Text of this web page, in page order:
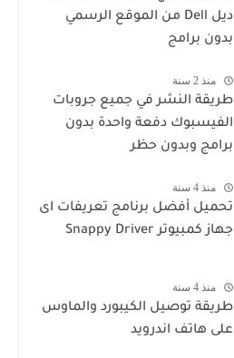
ديل Dell من الموقع الرسمي
بدون برامج
منذ 2 سنة
طريقة النشر في جميع جروبات
الفيسبوك دفعة واحدة بدون
برامج وبدون حظر
منذ 4 سنة
تحميل أفضل برنامج تعريفات اى
جهاز كمبيوتر Snappy Driver
منذ 4 سنة
طريقة توصيل الكيبورد والماوس
على هاتف اندرويد